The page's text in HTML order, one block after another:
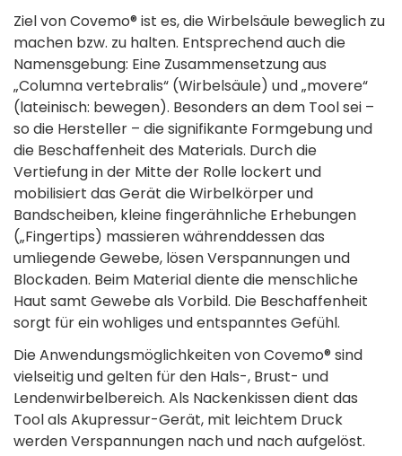
Ziel von Covemo® ist es, die Wirbelsäule beweglich zu
machen bzw. zu halten. Entsprechend auch die
Namensgebung: Eine Zusammensetzung aus
„Columna vertebralis“ (Wirbelsäule) und „movere“
(lateinisch: bewegen). Besonders an dem Tool sei –
so die Hersteller – die signifikante Formgebung und
die Beschaffenheit des Materials. Durch die
Vertiefung in der Mitte der Rolle lockert und
mobilisiert das Gerät die Wirbelkörper und
Bandscheiben, kleine fingerähnliche Erhebungen
(„Fingertips) massieren währenddessen das
umliegende Gewebe, lösen Verspannungen und
Blockaden. Beim Material diente die menschliche
Haut samt Gewebe als Vorbild. Die Beschaffenheit
sorgt für ein wohliges und entspanntes Gefühl.
Die Anwendungsmöglichkeiten von Covemo® sind
vielseitig und gelten für den Hals-, Brust- und
Lendenwirbelbereich. Als Nackenkissen dient das
Tool als Akupressur-Gerät, mit leichtem Druck
werden Verspannungen nach und nach aufgelöst.